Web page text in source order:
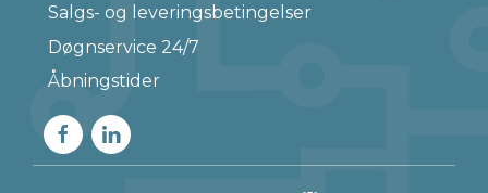
Salgs- og leveringsbetingelser
Døgnservice 24/7
Åbningstider